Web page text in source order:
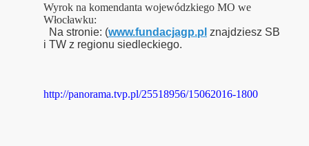
Wyrok na komendanta wojewódzkiego MO we
Włocławku:
Na stronie: (www.fundacjagp.pl znajdziesz SB
i TW z regionu siedleckiego.
http://panorama.tvp.pl/25518956/15062016-1800